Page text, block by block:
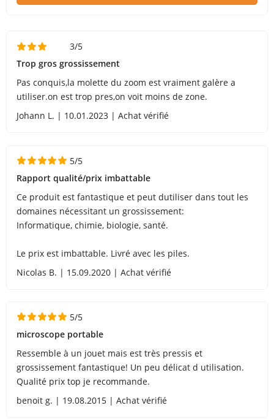
3/5
Trop gros grossissement
Pas conquis,la molette du zoom est vraiment galère a
utiliser.on est trop pres,on voit moins de zone.
Johann L. | 10.01.2023 | Achat vérifié
5/5
Rapport qualité/prix imbattable
Ce produit est fantastique et peut dutiliser dans tout les
domaines nécessitant un grossissement:
Informatique, chimie, biologie, santé.
Le prix est imbattable. Livré avec les piles.
Nicolas B. | 15.09.2020 | Achat vérifié
5/5
microscope portable
Ressemble à un jouet mais est très pressis et
grossissement fantastique! Un peu délicat d utilisation.
Qualité prix top je recommande.
benoit g. | 19.08.2015 | Achat vérifié